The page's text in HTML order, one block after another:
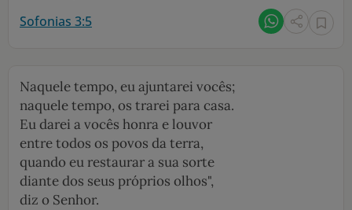
Sofonias 3:5
Naquele tempo, eu ajuntarei vocês;
naquele tempo, os trarei para casa.
Eu darei a vocês honra e louvor
entre todos os povos da terra,
quando eu restaurar a sua sorte
diante dos seus próprios olhos",
diz o Senhor.